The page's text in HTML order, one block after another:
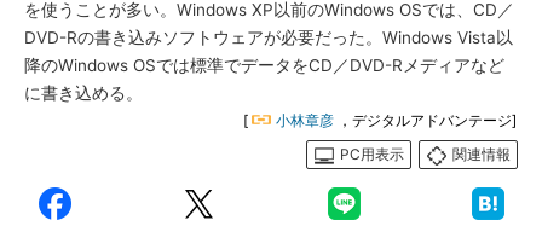
を使うことが多い。Windows XP以前のWindows OSでは、CD／
DVD-Rの書き込みソフトウェアが必要だった。Windows Vista以
降のWindows OSでは標準でデータをCD／DVD-Rメディアなど
に書き込める。
[ 小林章彦 ，デジタルアドバンテージ]
PC用表示
関連情報